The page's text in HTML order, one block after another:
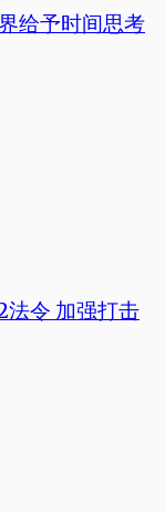
给予时间思考
法令 加强打击